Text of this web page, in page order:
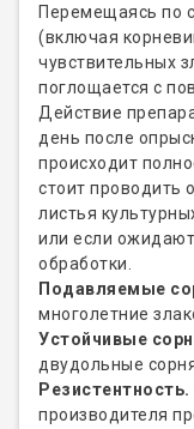
Перемещаясь по
(включая
чувствительных
поглощается с
Действие
день после
происходит
стоит проводить
листья
или если
обработки.
Подавляемые
многолетние
Устойчивые
двудольные
Резистентность.
производителя